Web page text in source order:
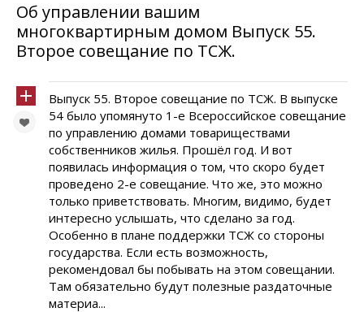
Об управлении вашим
многоквартирным домом Выпуск 55.
Второе совещание по ТСЖ.
Выпуск 55. Второе совещание по ТСЖ. В выпуске
54 было упомянуто 1-е Всероссийское совещание
по управлению домами товариществами
собственников жилья. Прошёл год. И вот
появилась информация о том, что скоро будет
проведено 2-е совещание. Что же, это можно
только приветствовать. Многим, видимо, будет
интересно услышать, что сделано за год.
Особенно в плане поддержки ТСЖ со стороны
государства. Если есть возможность,
рекомендовал бы побывать на этом совещании.
Там обязательно будут полезные раздаточные
материа...